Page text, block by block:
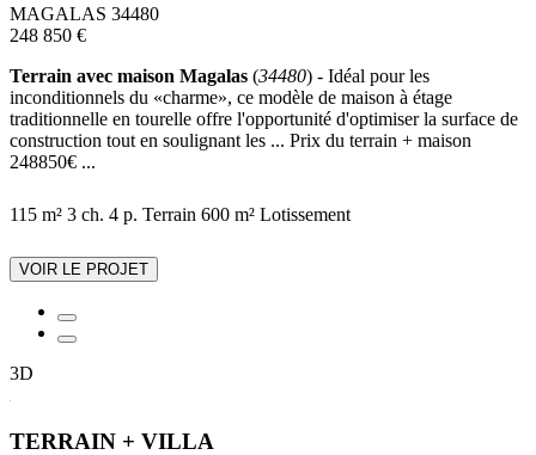
MAGALAS 34480
248 850 €
Terrain avec maison Magalas (34480) - Idéal pour les
inconditionnels du «charme», ce modèle de maison à étage
traditionnelle en tourelle offre l'opportunité d'optimiser la surface de
construction tout en soulignant les ... Prix du terrain + maison
248850€ ...
115 m² 3 ch. 4 p. Terrain 600 m² Lotissement
VOIR LE PROJET
3D
TERRAIN + VILLA